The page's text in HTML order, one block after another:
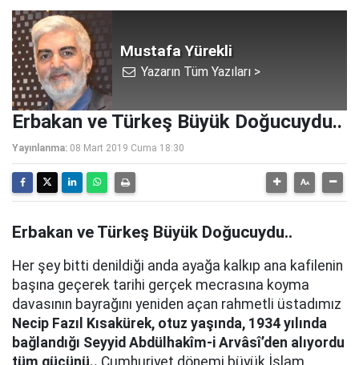
Mustafa Yürekli
Yazarın Tüm Yazıları >
Erbakan ve Türkeş Büyük Doğucuydu..
Yayınlanma: 08 Mart 2019 Cuma 18:30
Erbakan ve Türkeş Büyük Doğucuydu..
Her şey bitti denildiği anda ayağa kalkıp ana kafilenin
başına geçerek tarihi gerçek mecrasına koyma
davasının bayrağını yeniden açan rahmetli üstadımız
Necip Fazıl Kısakürek, otuz yaşında, 1934 yılında
bağlandığı Seyyid Abdülhakîm-i Arvâsî’den alıyordu
tüm gücünü.. Cumhuriyet dönemi büyük İslam